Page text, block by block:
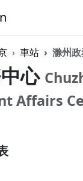
車站 滁州
心
Affairs